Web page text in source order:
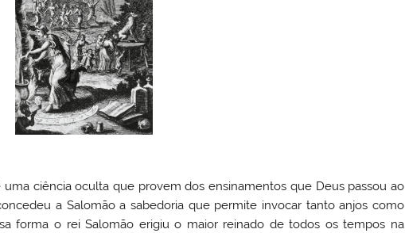
ciência oculta que provem dos ensinamentos que Deus passou ao
a Salomão a sabedoria que permite invocar tanto anjos como
forma o rei Salomão erigiu o maior reinado de todos os tempos na